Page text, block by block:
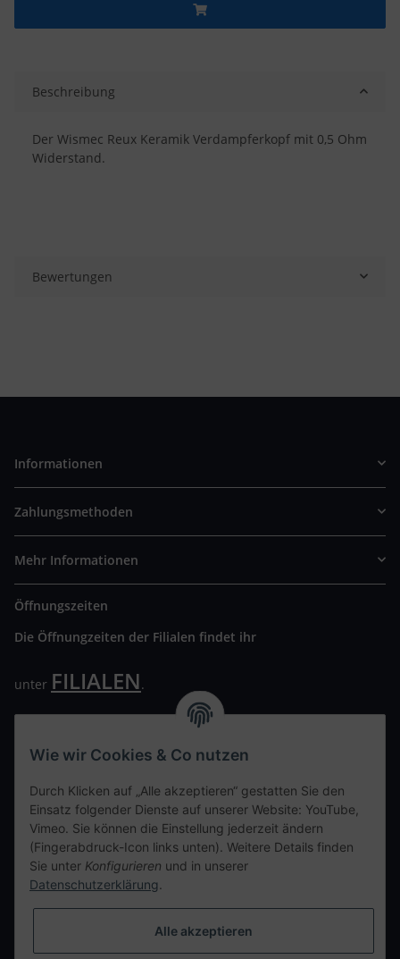
Beschreibung
Der Wismec Reux Keramik Verdampferkopf mit 0,5 Ohm
Widerstand.
Bewertungen
Informationen
Zahlungsmethoden
Mehr Informationen
Öffnungszeiten
Die Öffnungzeiten der Filialen findet ihr
unter FILIALEN.
Wir freuen uns auf Euren Besuch. Bitte beachtet die
Kontaktdaten
tweet
teilen
Wie wir Cookies & Co nutzen
Durch Klicken auf „Alle akzeptieren“ gestatten Sie den
Einsatz folgender Dienste auf unserer Website: YouTube,
Vimeo. Sie können die Einstellung jederzeit ändern
(Fingerabdruck-Icon links unten). Weitere Details finden
Sie unter Konfigurieren und in unserer
Datenschutzerklärung.
Alle akzeptieren